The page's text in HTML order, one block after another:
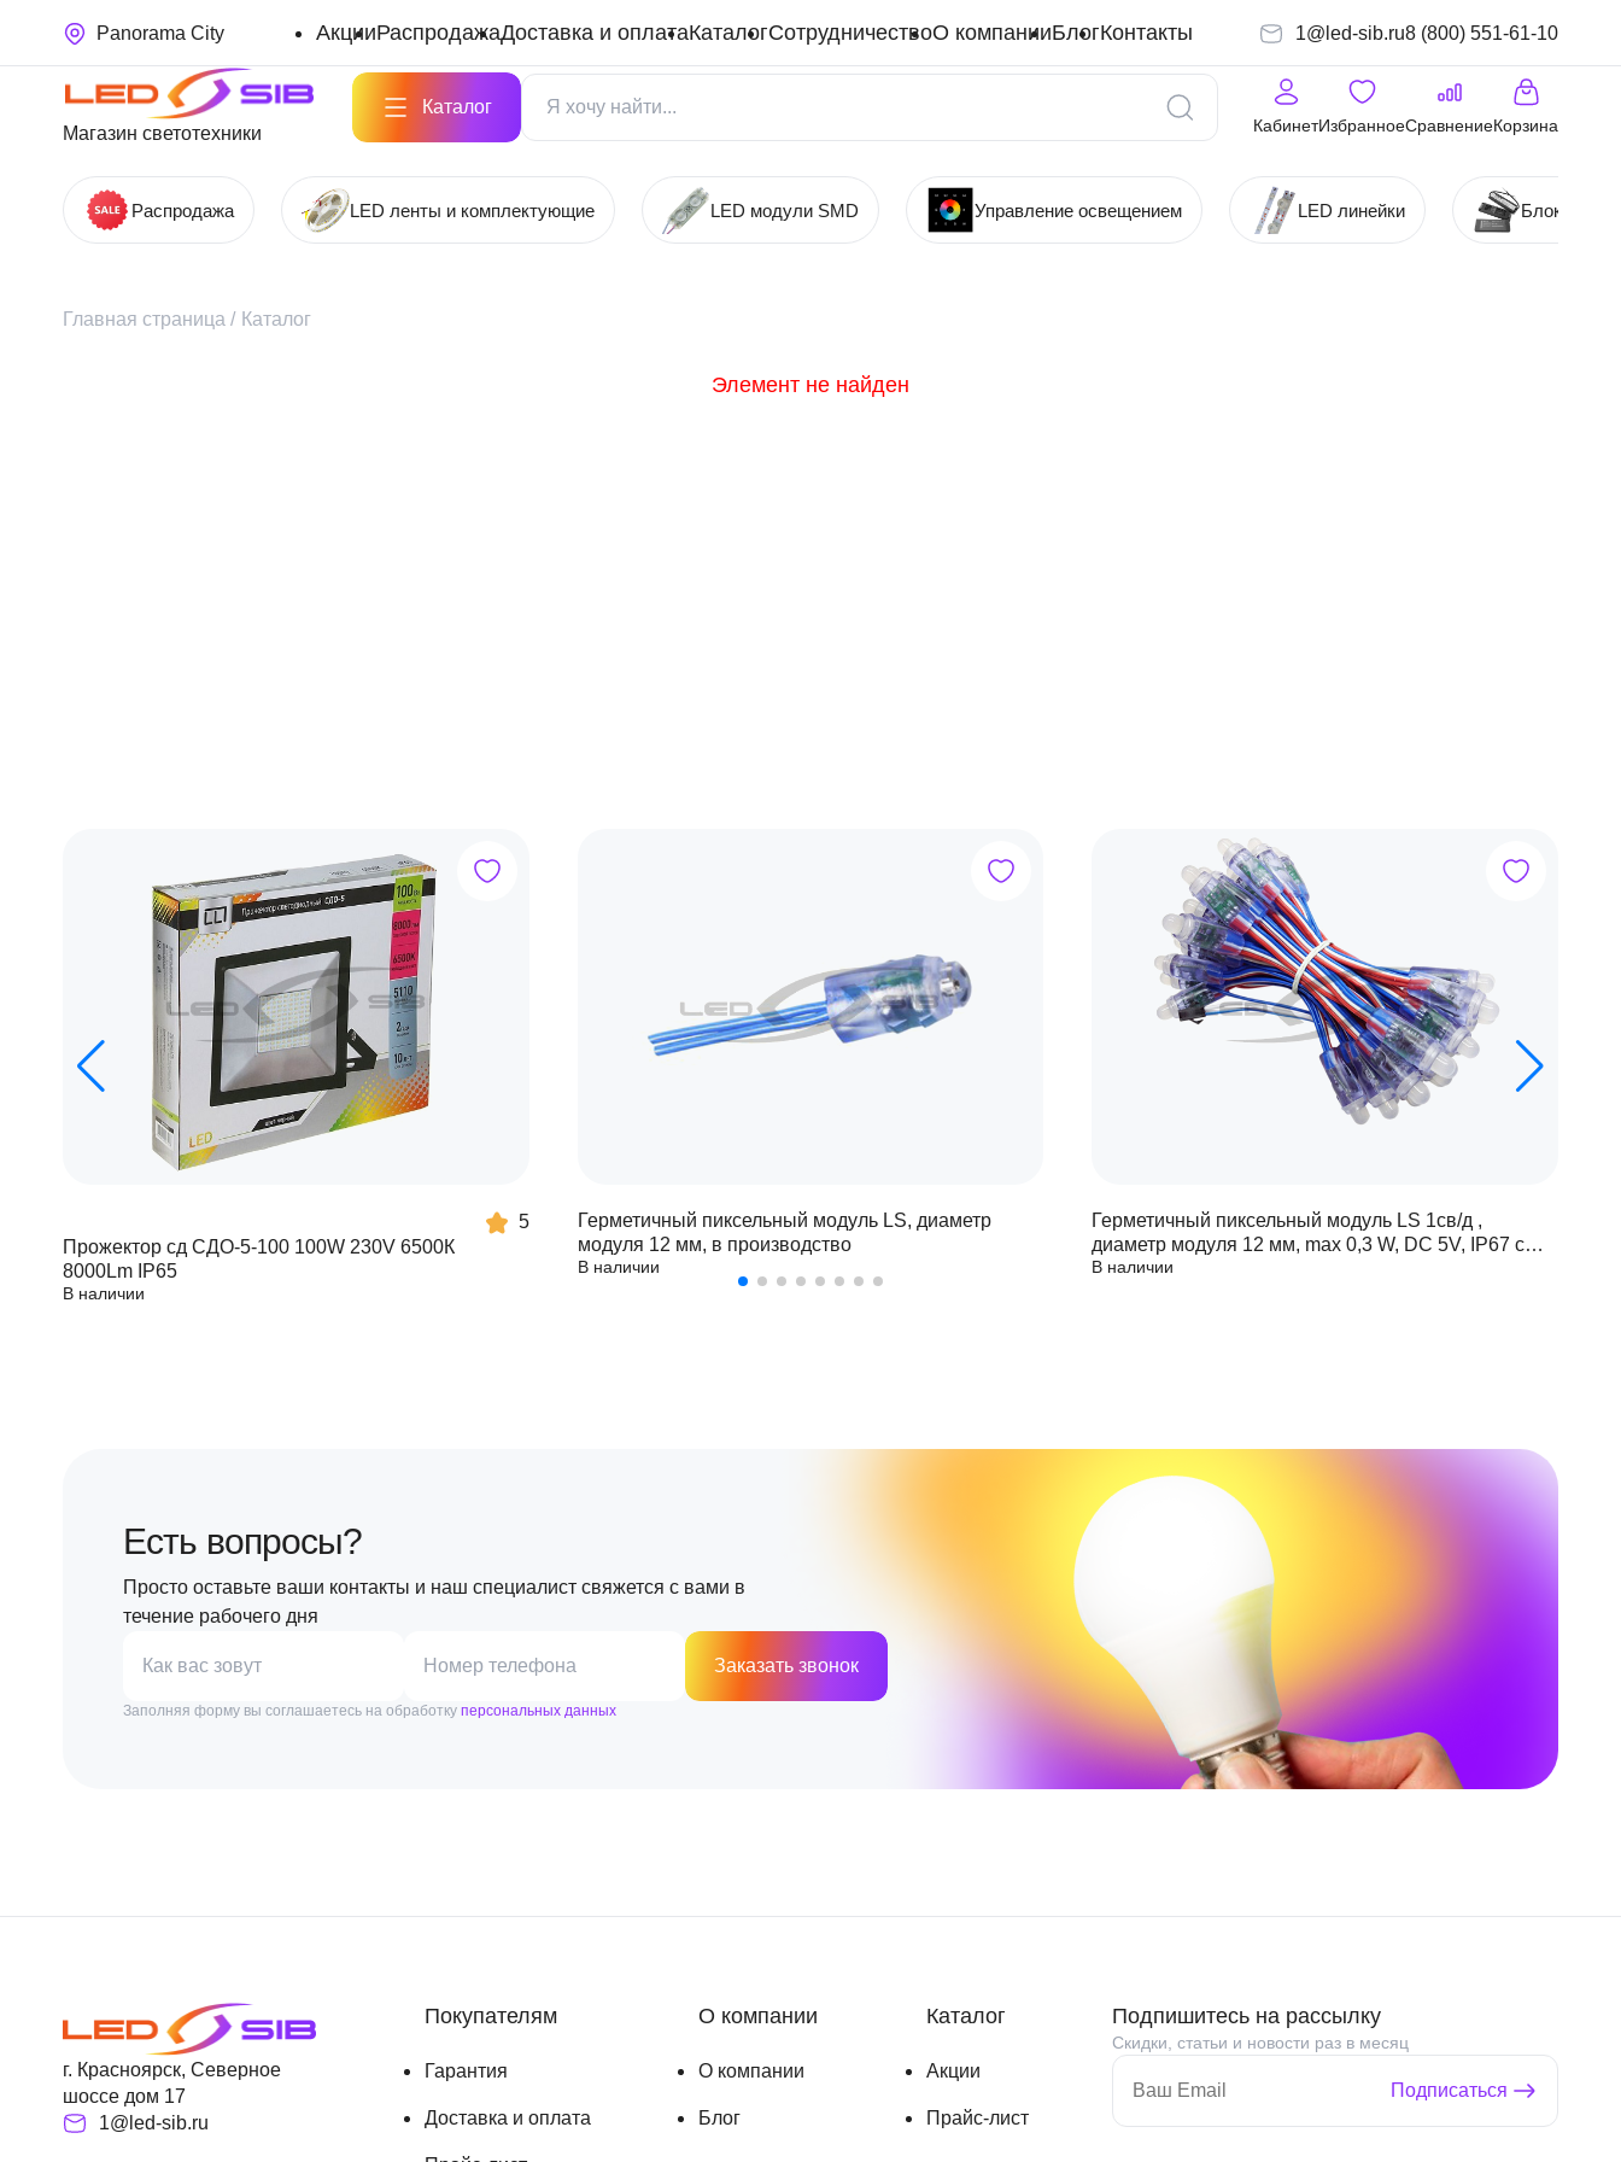
Panorama City АкцииРаспродажаДоставка и оплатаКаталогСотрудничествоО компанииБлогКонтакты 1@led-sib.ru8 (800) 551-61-10
Магазин светотехники
Каталог
КабинетИзбранноеСравнениеКорзина
Распродажа LED ленты и комплектующие LED модули SMD Управление освещением LED линейки Блоки
Главная страница / Каталог
Элемент не найден
5
Прожектор сд СДО-5-100 100W 230V 6500К
8000Lm IP65
В наличии
Герметичный пиксельный модуль LS, диаметр
модуля 12 мм, в производство
В наличии
Герметичный пиксельный модуль LS 1св/д ,
диаметр модуля 12 мм, max 0,3 W, DC 5V, IP67 с
чипом 6803
В наличии
Есть вопросы?
Просто оставьте ваши контакты и наш специалист свяжется с вами в
течение рабочего дня
Как вас зовут Номер телефона Заказать звонок
Заполняя форму вы соглашаетесь на обработку персональных данных
г. Красноярск, Северное
шоссе дом 17
1@led-sib.ru
Покупателям
Гарантия
Доставка и оплата
О компании
О компании
Блог
Каталог
Акции
Прайс-лист
Подпишитесь на рассылку
Скидки, статьи и новости раз в месяц
Подписаться